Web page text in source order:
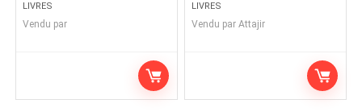
LIVRES
Vendu par
LIVRES
Vendu par Attajir